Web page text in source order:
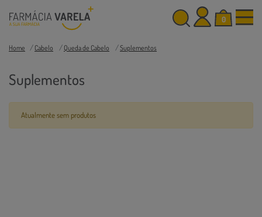
0
Home Cabelo Queda de Cabelo Suplementos
Suplementos
Atualmente sem produtos